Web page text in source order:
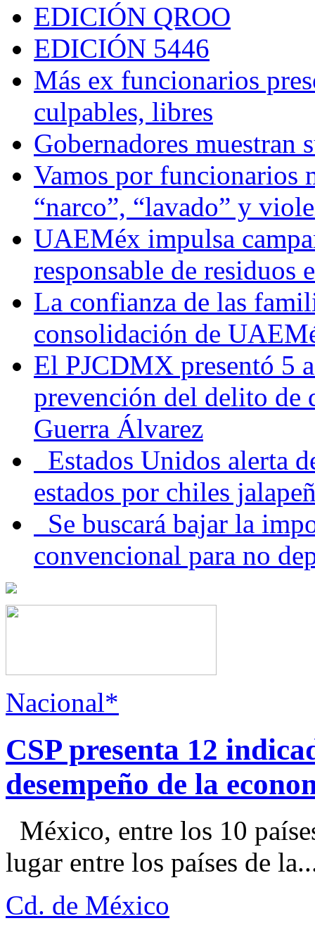
EDICIÓN QROO
EDICIÓN 5446
Más ex funcionarios
culpables, libres
Gobernadores muestran
Vamos por funcionarios
“narco”, “lavado” y
UAEMéx impulsa
responsable de residuos
La confianza de las
consolidación de
El PJCDMX presentó 5
prevención del delito de
Guerra Álvarez
Estados Unidos alerta
estados por chiles
Se buscará bajar la
convencional para no
Nacional*
CSP presenta 12
desempeño de la
México, entre los 10
lugar entre los países de
Cd. de México